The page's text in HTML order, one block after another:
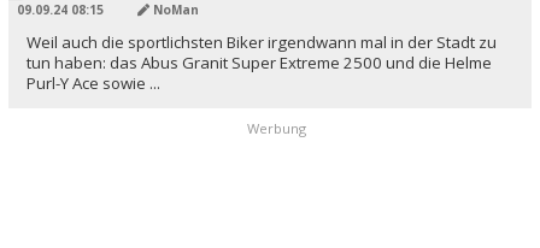
09.09.24 08:15 NoMan
Weil auch die sportlichsten Biker irgendwann mal in der Stadt zu
tun haben: das Abus Granit Super Extreme 2500 und die Helme
Purl-Y Ace sowie ...
Werbung